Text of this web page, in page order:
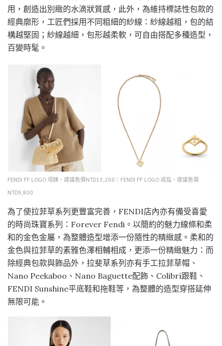
用，創造出別緻的水滴狀質感，此外，為維持標誌性包款的
經典廓形，工匠們採用不同粗細的紗線：紗線越粗，包的結
構越堅固；紗線越細，包形越柔軟，可自由搭配多種造型，
百變時髦。
FENDI FF LOGO 項鍊，建議售價NTD13,200｜FENDI FF LOGO 戒指，建議售價
NTD9,800
為了使拉菲草系列更豐富完善，FENDI店內亦有備受喜愛
的時尚珠寶系列：Forever Fendi。以簡約的魅力線條和柔
和的金色金屬，為整體造型增添一份隨性的精緻感。柔和的
金色與拉菲草的素雅色澤相輔相成，更添一份精緻魅力：而
除經典包款與飾品外，拉斐草系列亦有手工拉菲草帽、
Nano Peekaboo、Nano Baguette配飾、Colibrì跟鞋、
FENDI Sunshine平底鞋和拖鞋等，為整體的造型穿搭延伸
無限可能。